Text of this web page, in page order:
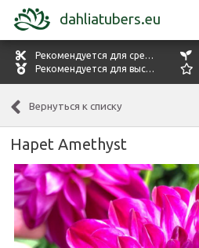
dahliatubers.eu
Рекомендуется для срезки цветов
Рекомендуется для выставок
Вернуться к списку
Hapet Amethyst